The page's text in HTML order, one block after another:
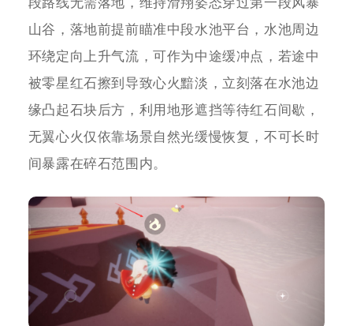
山谷，落地前提前瞄准中段水池平台，水池周边
环绕定向上升气流，可作为中途缓冲点，若途中
被零星红石擦到导致心火黯淡，立刻落在水池边
缘凸起石块后方，利用地形遮挡等待红石间歇，
无翼心火仅依靠场景自然光缓慢恢复，不可长时
间暴露在碎石范围内。